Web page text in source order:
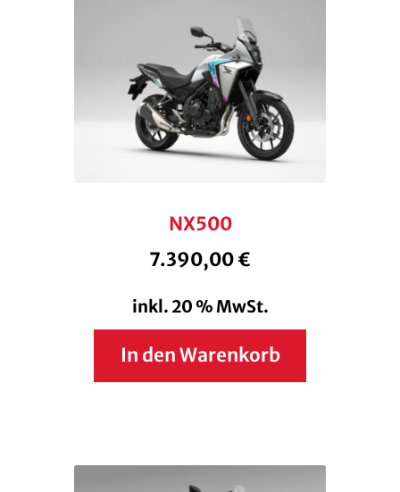
NX500
7.390,00€
inkl. 20 % MwSt.
In den Warenkorb